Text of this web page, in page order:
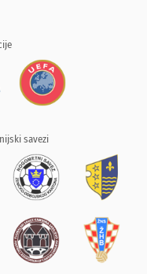
savezi